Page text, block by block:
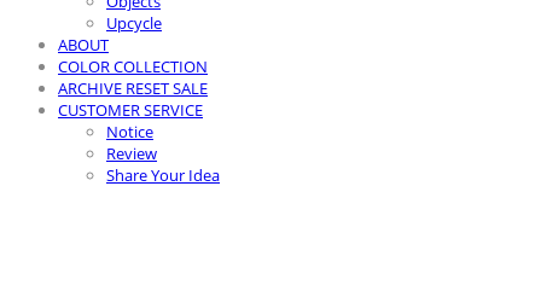
Upcycle
ABOUT
COLOR COLLECTION
ARCHIVE RESET SALE
CUSTOMER SERVICE
Notice
Review
Share Your Idea